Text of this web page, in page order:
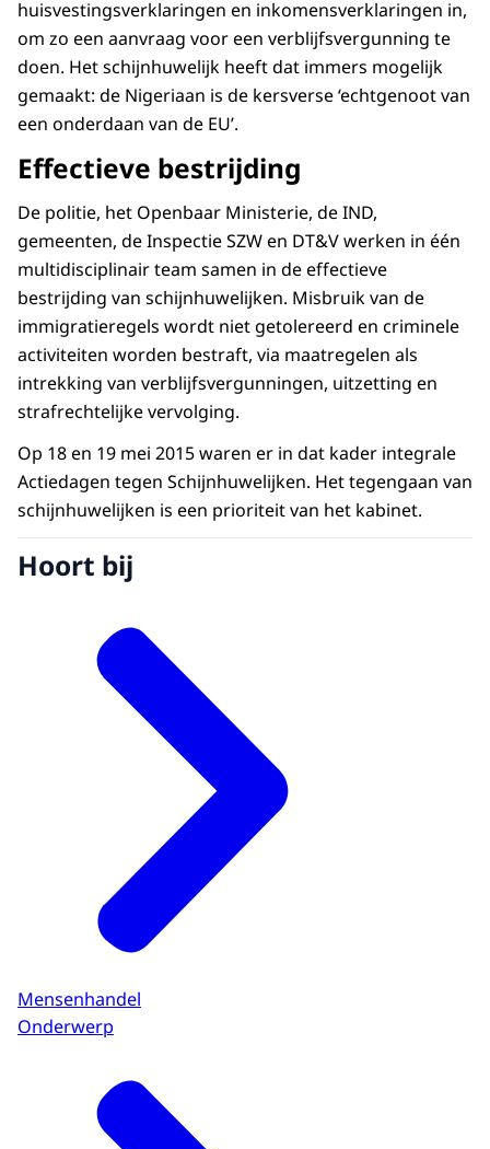
huisvestingsverklaringen en inkomensverklaringen in,
om zo een aanvraag voor een verblijfsvergunning te
doen. Het schijnhuwelijk heeft dat immers mogelijk
gemaakt: de Nigeriaan is de kersverse ‘echtgenoot van
een onderdaan van de EU’.
Effectieve bestrijding
De politie, het Openbaar Ministerie, de IND,
gemeenten, de Inspectie SZW en DT&V werken in één
multidisciplinair team samen in de effectieve
bestrijding van schijnhuwelijken. Misbruik van de
immigratieregels wordt niet getolereerd en criminele
activiteiten worden bestraft, via maatregelen als
intrekking van verblijfsvergunningen, uitzetting en
strafrechtelijke vervolging.
Op 18 en 19 mei 2015 waren er in dat kader integrale
Actiedagen tegen Schijnhuwelijken. Het tegengaan van
schijnhuwelijken is een prioriteit van het kabinet.
Hoort bij
Mensenhandel
Onderwerp